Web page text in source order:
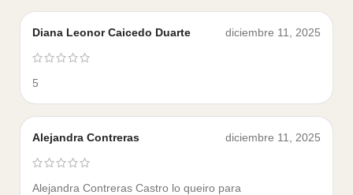
Diana Leonor Caicedo Duarte diciembre 11, 2025
5
Alejandra Contreras diciembre 11, 2025
Alejandra Contreras Castro lo queiro para